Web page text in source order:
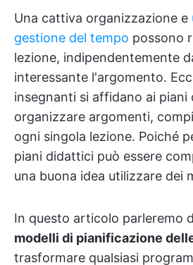
Una cattiva organizzazione e
gestione del tempo possono
lezione, indipendentemente
interessante l'argomento.
insegnanti si affidano ai
organizzare argomenti,
ogni singola lezione. Poiché
piani didattici può essere
una buona idea utilizzare dei
In questo articolo parleremo
modelli di pianificazione
trasformare qualsiasi